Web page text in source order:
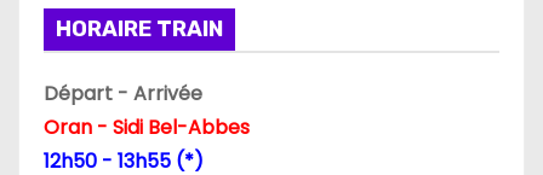
HORAIRE TRAIN
Départ - Arrivée
Oran - Sidi Bel-Abbes
12h50 - 13h55 (*)